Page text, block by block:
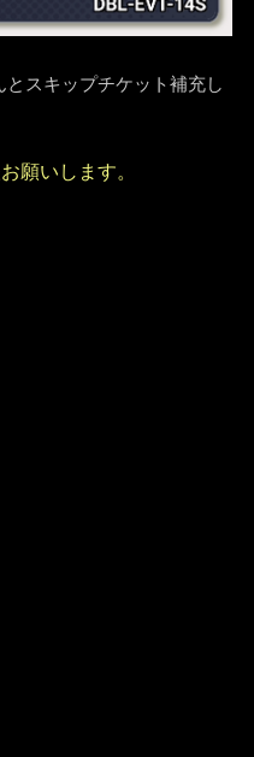
スキップチケット補充し
願いします。